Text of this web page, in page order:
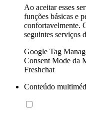
Ao aceitar esses
funções básicas e
confortavelmente.
seguintes serviços
Google Tag
Consent Mode da
Freshchat
Conteúdo